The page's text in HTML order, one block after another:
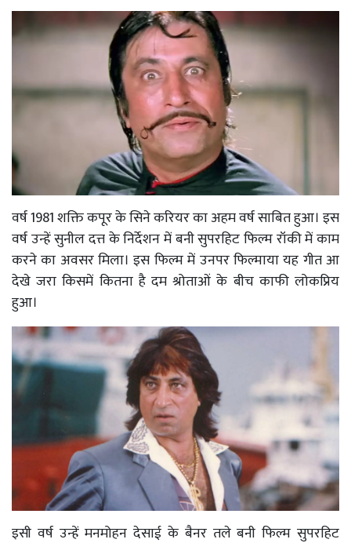
वर्ष 1981 शक्ति कपूर के सिने करियर का अहम वर्ष साबित हुआ। इस
वर्ष उन्हें सुनील दत्त के निर्देशन में बनी सुपरहिट फिल्म रॉकी में काम
करने का अवसर मिला। इस फिल्म में उनपर फिल्माया यह गीत आ
देखे जरा किसमें कितना है दम श्रोताओं के बीच काफी लोकप्रिय
हुआ।
इसी वर्ष उन्हें मनमोहन देसाई के बैनर तले बनी फिल्म सुपरहिट